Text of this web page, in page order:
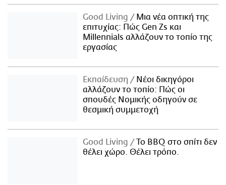
Good Living
Μια νέα οπτική της
επιτυχίας: Πώς Gen Zs και
Millennials αλλάζουν το τοπίο της
εργασίας
Εκπαίδευση
Νέοι δικηγόροι
αλλάζουν το τοπίο: Πώς οι
σπουδές Νομικής οδηγούν σε
θεσμική συμμετοχή
Good Living
Το BBQ στο σπίτι δεν
θέλει χώρο. Θέλει τρόπο.